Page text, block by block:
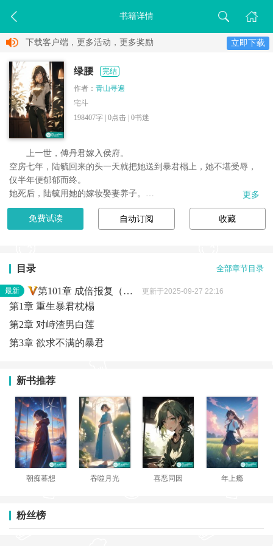
书籍详情
下载客户端，更多活动，更多奖励 立即下载
绿腰
完结
作者： 青山寻遍
宅斗
198407字 | 0点击 | 0书迷
上一世，傅丹君嫁入侯府。
空房七年，陆毓回来的头一天就把她送到暴君榻上，她不堪受辱，
仅半年便郁郁而终。
她死后，陆毓用她的嫁妆娶妻养子。
爹娘听说她去世的噩耗双双病倒，哥哥为给她讨回公道被打断腿。
嫂子被逐出傅家，而那三个不是她的孩子，却继承了傅家的家
更多
免费试读 自动订阅 收藏
目录 全部章节目录
最新 第101章 成倍报复（完） 更新于2025-09-27 22:16
第1章 重生暴君枕榻
第2章 对峙渣男白莲
第3章 欲求不满的暴君
新书推荐
朝痴暮想 吞噬月光 喜恶同因 年上瘾
粉丝榜